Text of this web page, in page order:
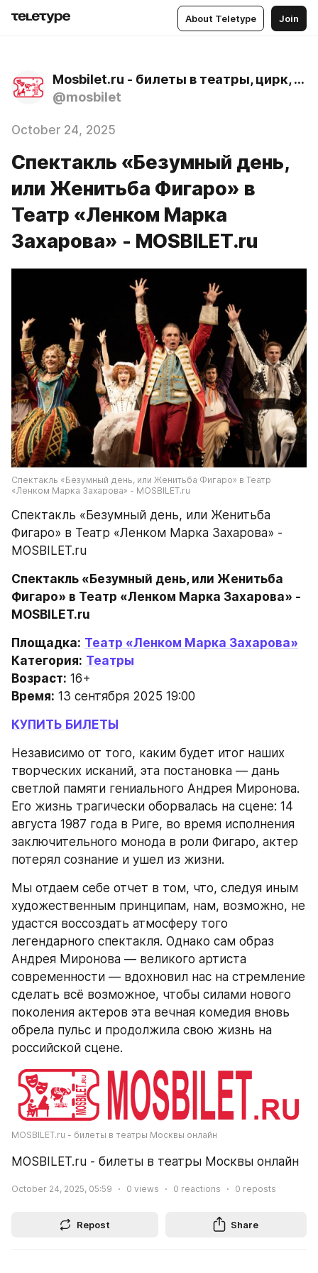
About Teletype Join
Mosbilet.ru - билеты в театры, цирк, музеи и концертные залы Москвы
@mosbilet
October 24, 2025
Спектакль «Безумный день,
или Женитьба Фигаро» в
Театр «Ленком Марка
Захарова» - MOSBILET.ru
Спектакль «Безумный день, или Женитьба Фигаро» в Театр
«Ленком Марка Захарова» - MOSBILET.ru
Спектакль «Безумный день, или Женитьба
Фигаро» в Театр «Ленком Марка Захарова» -
MOSBILET.ru
Спектакль «Безумный день, или Женитьба
Фигаро» в Театр «Ленком Марка Захарова» -
MOSBILET.ru
Площадка: Театр «Ленком Марка Захарова»
Категория: Театры
Возраст: 16+
Время: 13 сентября 2025 19:00
КУПИТЬ БИЛЕТЫ
Независимо от того, каким будет итог наших
творческих исканий, эта постановка — дань
светлой памяти гениального Андрея Миронова.
Его жизнь трагически оборвалась на сцене: 14
августа 1987 года в Риге, во время исполнения
заключительного монода в роли Фигаро, актер
потерял сознание и ушел из жизни.
Мы отдаем себе отчет в том, что, следуя иным
художественным принципам, нам, возможно, не
удастся воссоздать атмосферу того
легендарного спектакля. Однако сам образ
Андрея Миронова — великого артиста
современности — вдохновил нас на стремление
сделать всё возможное, чтобы силами нового
поколения актеров эта вечная комедия вновь
обрела пульс и продолжила свою жизнь на
российской сцене.
MOSBILET.ru - билеты в театры Москвы онлайн
MOSBILET.ru - билеты в театры Москвы онлайн
October 24, 2025, 05:59 0 views 0 reactions 0 reposts
Repost Share